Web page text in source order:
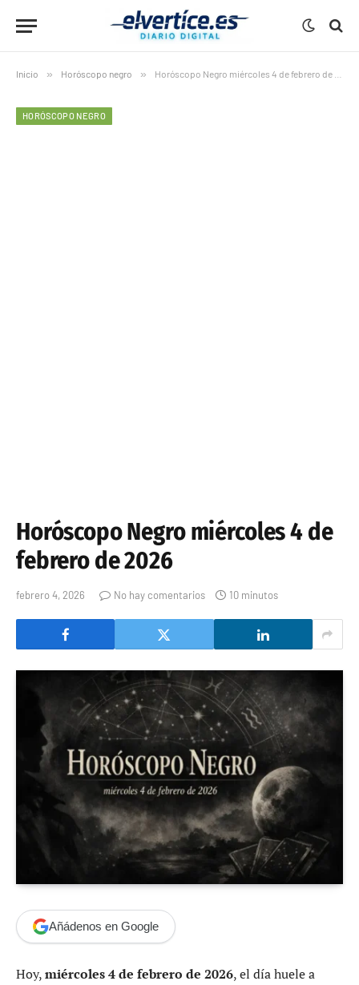
Inicio » Horóscopo negro » Horóscopo Negro miércoles 4 de febrero de 2026
HORÓSCOPO NEGRO
Horóscopo Negro miércoles 4 de
febrero de 2026
febrero 4, 2026 No hay comentarios 10 minutos
Añádenos en Google
Hoy,miércoles 4 de febrero de 2026, el día huele a